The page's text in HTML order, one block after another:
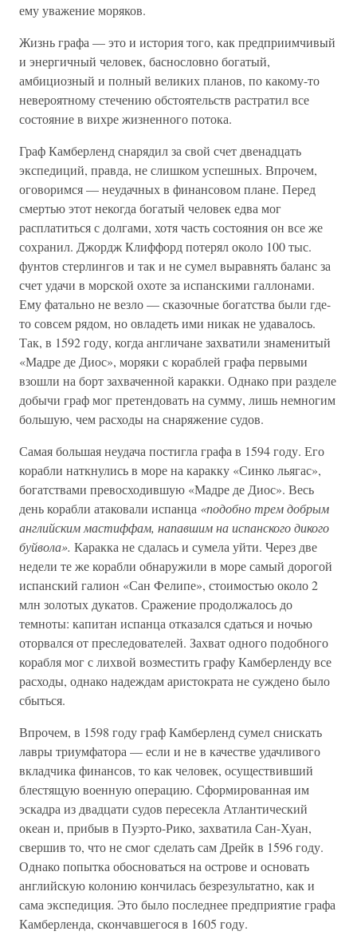
ему уважение моряков.
Жизнь графа — это и история того, как предприимчивый
и энергичный человек, баснословно богатый,
амбициозный и полный великих планов, по какому-то
невероятному стечению обстоятельств растратил все
состояние в вихре жизненного потока.
Граф Камберленд снарядил за свой счет двенадцать
экспедиций, правда, не слишком успешных. Впрочем,
оговоримся — неудачных в финансовом плане. Перед
смертью этот некогда богатый человек едва мог
расплатиться с долгами, хотя часть состояния он все же
сохранил. Джордж Клиффорд потерял около 100 тыс.
фунтов стерлингов и так и не сумел выравнять баланс за
счет удачи в морской охоте за испанскими галлонами.
Ему фатально не везло — сказочные богатства были где-
то совсем рядом, но овладеть ими никак не удавалось.
Так, в 1592 году, когда англичане захватили знаменитый
«Мадре де Диос», моряки с кораблей графа первыми
взошли на борт захваченной каракки. Однако при разделе
добычи граф мог претендовать на сумму, лишь немногим
большую, чем расходы на снаряжение судов.
Самая большая неудача постигла графа в 1594 году. Его
корабли наткнулись в море на каракку «Синко льягас»,
богатствами превосходившую «Мадре де Диос». Весь
день корабли атаковали испанца «подобно трем добрым
английским мастиффам, напавшим на испанского дикого
буйвола». Каракка не сдалась и сумела уйти. Через две
недели те же корабли обнаружили в море самый дорогой
испанский галион «Сан Фелипе», стоимостью около 2
млн золотых дукатов. Сражение продолжалось до
темноты: капитан испанца отказался сдаться и ночью
оторвался от преследователей. Захват одного подобного
корабля мог с лихвой возместить графу Камберленду все
расходы, однако надеждам аристократа не суждено было
сбыться.
Впрочем, в 1598 году граф Камберленд сумел снискать
лавры триумфатора — если и не в качестве удачливого
вкладчика финансов, то как человек, осуществивший
блестящую военную операцию. Сформированная им
эскадра из двадцати судов пересекла Атлантический
океан и, прибыв в Пуэрто-Рико, захватила Сан-Хуан,
свершив то, что не смог сделать сам Дрейк в 1596 году.
Однако попытка обосноваться на острове и основать
английскую колонию кончилась безрезультатно, как и
сама экспедиция. Это было последнее предприятие графа
Камберленда, скончавшегося в 1605 году.